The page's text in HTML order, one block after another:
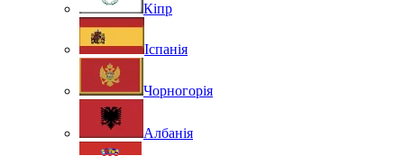
Кіпр
Іспанія
Чорногорія
Албанія